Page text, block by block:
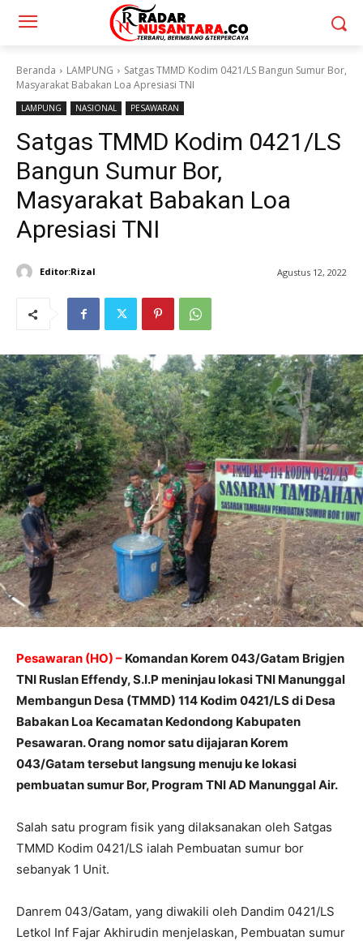
Beranda LAMPUNG
Satgas TMMD Kodim 0421/LS Bangun Sumur Bor,
Masyarakat Babakan Loa Apresiasi TNI
LAMPUNG NASIONAL PESAWARAN
Satgas TMMD Kodim 0421/LS
Bangun Sumur Bor,
Masyarakat Babakan Loa
Apresiasi TNI
Editor:Rizal Agustus 12, 2022
Pesawaran (HO) – Komandan Korem 043/Gatam Brigjen
TNI Ruslan Effendy, S.I.P meninjau lokasi TNI Manunggal
Membangun Desa (TMMD) 114 Kodim 0421/LS di Desa
Babakan Loa Kecamatan Kedondong Kabupaten
Pesawaran. Orang nomor satu dijajaran Korem
043/Gatam tersebut langsung menuju ke lokasi
pembuatan sumur Bor, Program TNI AD Manunggal Air.
Salah satu program fisik yang dilaksanakan oleh Satgas
TMMD Kodim 0421/LS ialah Pembuatan sumur bor
sebanyak 1 Unit.
Danrem 043/Gatam, yang diwakili oleh Dandim 0421/LS
Letkol Inf Fajar Akhirudin menjelaskan, Pembuatan sumur